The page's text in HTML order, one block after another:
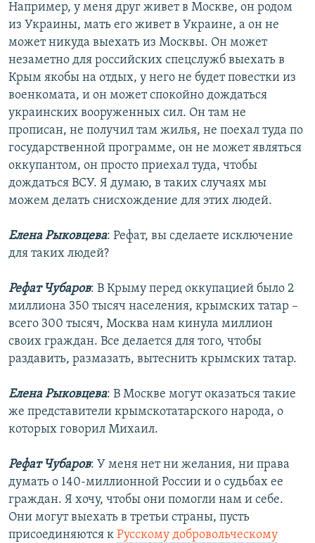
Например, у меня друг живет в Москве, он родом
из Украины, мать его живет в Украине, а он не
может никуда выехать из Москвы. Он может
незаметно для российских спецслужб выехать в
Крым якобы на отдых, у него не будет повестки из
военкомата, и он может спокойно дождаться
украинских вооруженных сил. Он там не
прописан, не получил там жилья, не поехал туда по
государственной программе, он не может являться
оккупантом, он просто приехал туда, чтобы
дождаться ВСУ. Я думаю, в таких случаях мы
можем делать снисхождение для этих людей.
Елена Рыковцева: Рефат, вы сделаете исключение
для таких людей?
Рефат Чубаров: В Крыму перед оккупацией было 2
миллиона 350 тысяч населения, крымских татар –
всего 300 тысяч, Москва нам кинула миллион
своих граждан. Все делается для того, чтобы
раздавить, размазать, вытеснить крымских татар.
Елена Рыковцева: В Москве могут оказаться такие
же представители крымскотатарского народа, о
которых говорил Михаил.
Рефат Чубаров: У меня нет ни желания, ни права
думать о 140-миллионной России и о судьбах ее
граждан. Я хочу, чтобы они помогли нам и себе.
Они могут выехать в третьи страны, пусть
присоединяются к Русскому добровольческому